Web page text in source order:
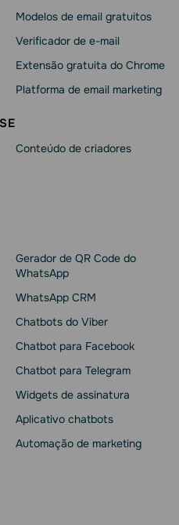
Modelos de email gratuitos
Verificador de e-mail
Extensão gratuita do Chrome
Platforma de email marketing
Conteúdo de criadores
Gerador de QR Code do
WhatsApp
WhatsApp CRM
Chatbots do Viber
Chatbot para Facebook
Chatbot para Telegram
Widgets de assinatura
Aplicativo chatbots
Automação de marketing